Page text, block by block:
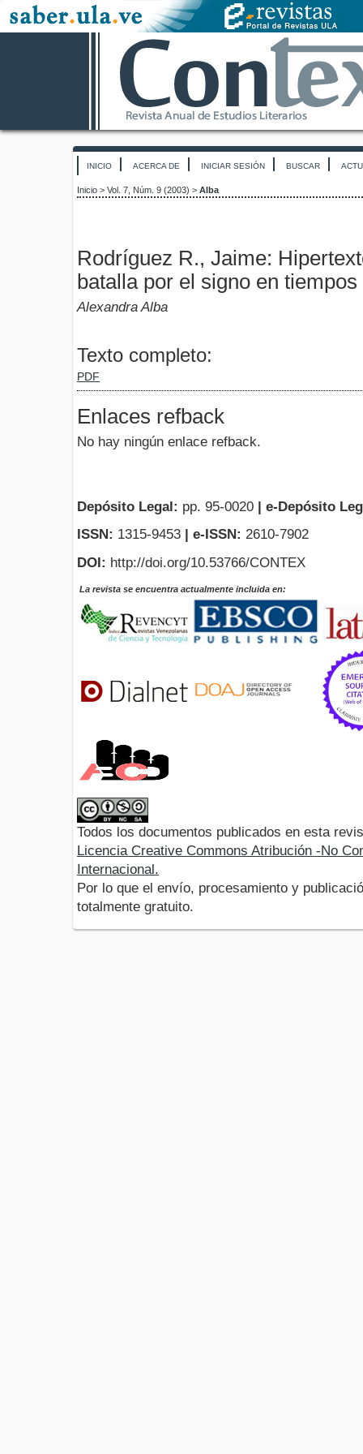
INICIO ACERCA DE INICIAR SESIÓN BUSCAR
Inicio > Vol. 7, Núm. 9 (2003) > Alba
Rodríguez R., Jaime:
batalla por el signo en
Alexandra Alba
Texto completo:
PDF
Enlaces refback
No hay ningún enlace refback.
Depósito Legal: pp. 95-0020
e-Depósito
ISSN: 1315-9453 | e-ISSN: 2610-7902
DOI: http://doi.org/10.53766/CONTEX
La revista se encuentra actualmente incluida en:
Todos los documentos publicados en esta
Licencia Creative Commons Atribución -No
Internacional.
Por lo que el envío, procesamiento y
totalmente gratuito.